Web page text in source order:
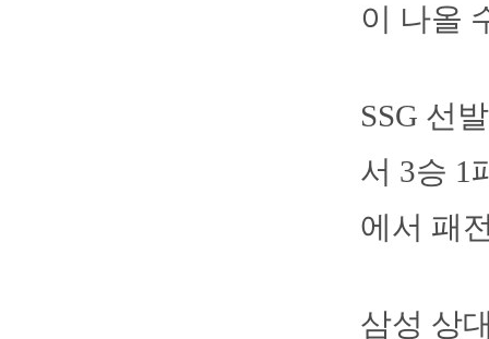
이 나올
SSG 선
서 3승 1
에서 패
삼성 상